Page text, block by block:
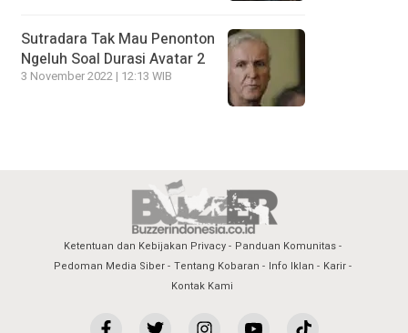
Sutradara Tak Mau Penonton
Ngeluh Soal Durasi Avatar 2
3 November 2022 | 12:13 WIB
Ketentuan dan Kebijakan Privacy
Panduan Komunitas
Pedoman Media Siber
Tentang Kobaran Info Iklan
Karir
Kontak Kami